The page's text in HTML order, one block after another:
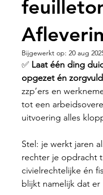
Bijgewerkt op: 20 aug
✅ Laat één ding
opgezet én
zzp’ers en
tot een
uitvoering alles
Stel: je werkt jaren
rechter je opdracht
civielrechtelijke én
blijkt namelijk dat